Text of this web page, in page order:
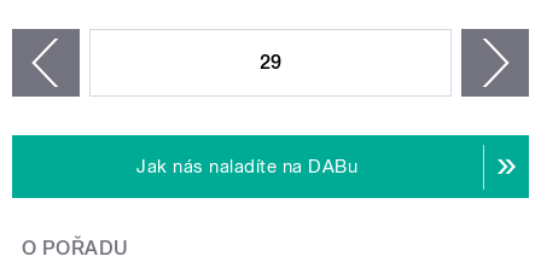
29
Jak nás naladíte na DABu
O POŘADU